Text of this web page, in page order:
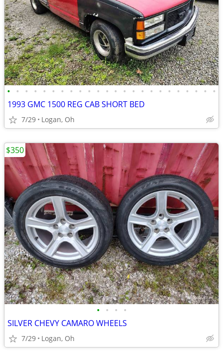
• • • • • • • • • • • • • • • • • • • • • • • •
1993 GMC 1500 REG CAB SHORT BED
7/29 Logan, Oh
• • • •
SILVER CHEVY CAMARO WHEELS
7/29 Logan, Oh
$350